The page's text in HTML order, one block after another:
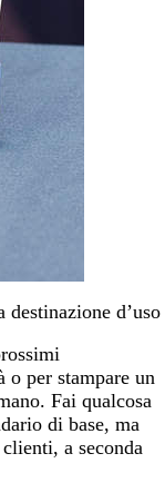
d’uso
per stampare un
Fai qualcosa
di base, ma
a seconda